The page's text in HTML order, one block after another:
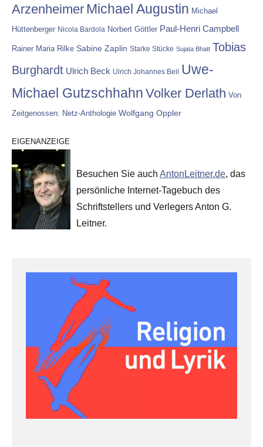
Arzenheimer Michael Augustin Michael
Hüttenberger Nicola Bardola Norbert Göttler Paul-Henri Campbell
Rainer Maria Rilke Sabine Zaplin Starke Stücke Sujata Bhatt Tobias
Burghardt Ulrich Beck Ulrich Johannes Beil Uwe-
Michael Gutzschhahn Volker Derlath Von
Zeitgenossen: Netz-Anthologie Wolfgang Oppler
EIGENANZEIGE
Besuchen Sie auch AntonLeitner.de, das
persönliche Internet-Tagebuch des
Schriftstellers und Verlegers Anton G.
Leitner.